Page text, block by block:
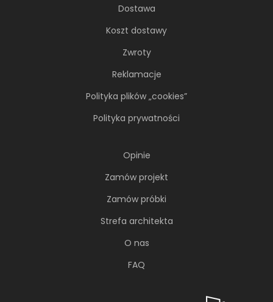
Dostawa
Koszt dostawy
Zwroty
Reklamacje
Polityka plików „cookies”
Polityka prywatności
Opinie
Zamów projekt
Zamów próbki
Strefa architekta
O nas
FAQ